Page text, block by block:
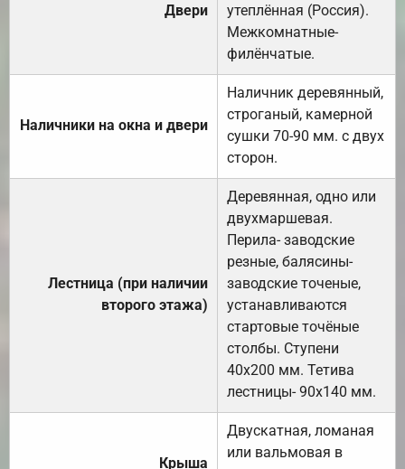
Двери
утеплённая (Россия).
Межкомнатные-
филёнчатые.
Наличники на окна и двери
Наличник деревянный,
строганый, камерной
сушки 70-90 мм. с двух
сторон.
Лестница (при наличии
второго этажа)
Деревянная, одно или
двухмаршевая.
Перила- заводские
резные, балясины-
заводские точеные,
устанавливаются
стартовые точёные
столбы. Ступени
40х200 мм. Тетива
лестницы- 90х140 мм.
Крыша
Двускатная, ломаная
или вальмовая в